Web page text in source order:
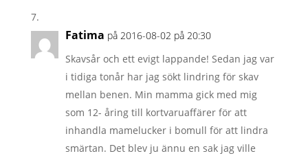
Fatima på 2016-08-02 på 20:30
Skavsår och ett evigt lappande! Sedan jag var
i tidiga tonår har jag sökt lindring för skav
mellan benen. Min mamma gick med mig
som 12- åring till kortvaruaffärer för att
inhandla mamelucker i bomull för att lindra
smärtan. Det blev ju ännu en sak jag ville